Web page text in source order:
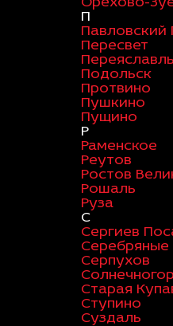
П
Павловский
Пересвет
Подольск
Протвино
Пушкино
Пущино
Р
Раменское
Реутов
Ростов
Рошаль
Руза
С
Сергиев
Серпухов
Старая
Ступино
Суздаль